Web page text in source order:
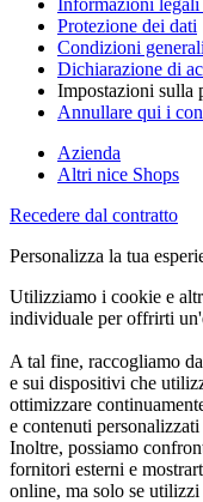
Protezione dei dati
Condizioni
Dichiarazione di
Impostazioni sulla
Annullare qui i
Azienda
Altri nice Shops
Recedere dal contratto
Personalizza la tua
Utilizziamo i cookie e
individuale per offrirti
A tal fine, raccogliamo
e sui dispositivi che
ottimizzare
e contenuti
Inoltre, possiamo
fornitori esterni e
online, ma solo se